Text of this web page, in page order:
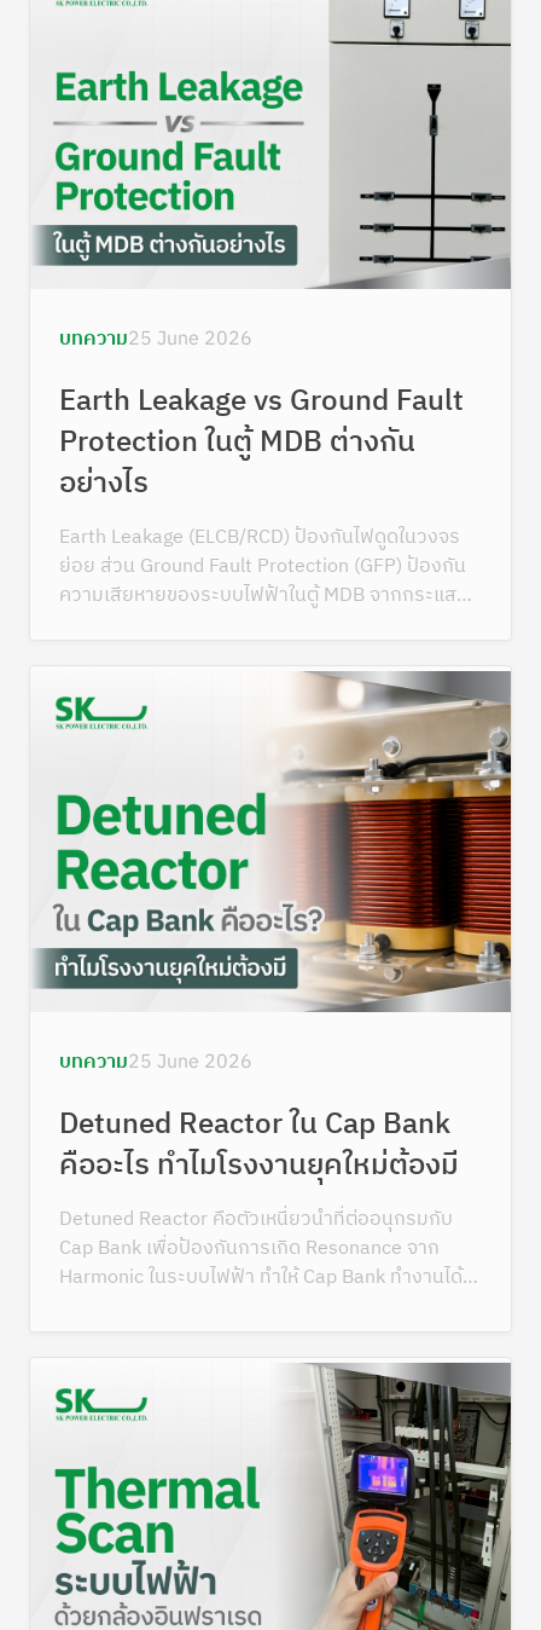
บทความ25 June 2026
Earth Leakage vs Ground Fault
Protection ในตู้ MDB ต่างกัน
อย่างไร
Earth Leakage (ELCB/RCD) ป้องกันไฟดูดในวงจร
ย่อย ส่วน Ground Fault Protection (GFP) ป้องกัน
ความเสียหายของระบบไฟฟ้าในตู้ MDB จากกระแสรั่ว
บทความ25 June 2026
Detuned Reactor ใน Cap Bank
คืออะไร ทำไมโรงงานยุคใหม่ต้องมี
Detuned Reactor คือตัวเหนี่ยวนำที่ต่ออนุกรมกับ
Cap Bank เพื่อป้องกันการเกิด Resonance จาก
Harmonic ในระบบไฟฟ้า ทำให้ Cap Bank ทำงานได้